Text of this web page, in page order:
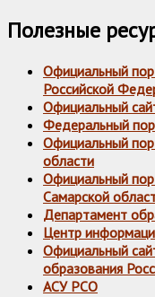
Полезные
Официальный
Российской
Официальный
Федеральный
Официальный
области
Официальный
Самарской
Департамент
Центр
Официальный
образования
АСУ РСО